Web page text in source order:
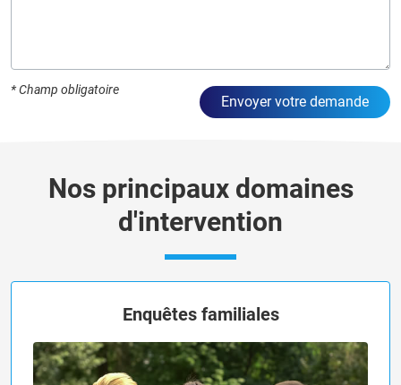
* Champ obligatoire
Nos principaux domaines
d'intervention
Enquêtes familiales